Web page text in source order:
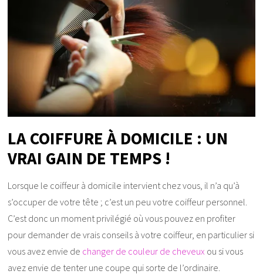
LA COIFFURE À DOMICILE : UN
VRAI GAIN DE TEMPS !
Lorsque le coiffeur à domicile intervient chez vous, il n’a qu’à
s’occuper de votre tête ; c’est un peu votre coiffeur personnel.
C’est donc un moment privilégié où vous pouvez en profiter
pour demander de vrais conseils à votre coiffeur, en particulier si
vous avez envie de changer de couleur de cheveux ou si vous
avez envie de tenter une coupe qui sorte de l’ordinaire.